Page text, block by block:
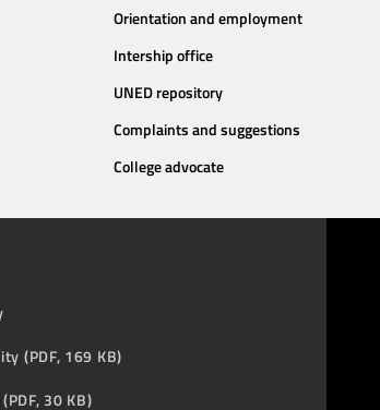
Orientation and employment
Intership office
UNED repository
Complaints and suggestions
College advocate
(PDF, 169 KB)
30 KB)